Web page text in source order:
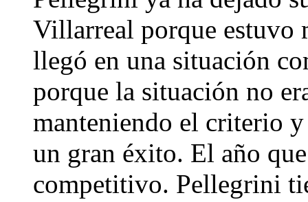
Villarreal porque estuvo
llegó en una situación
porque la situación no
manteniendo el criterio
un gran éxito. El año
competitivo. Pellegrini